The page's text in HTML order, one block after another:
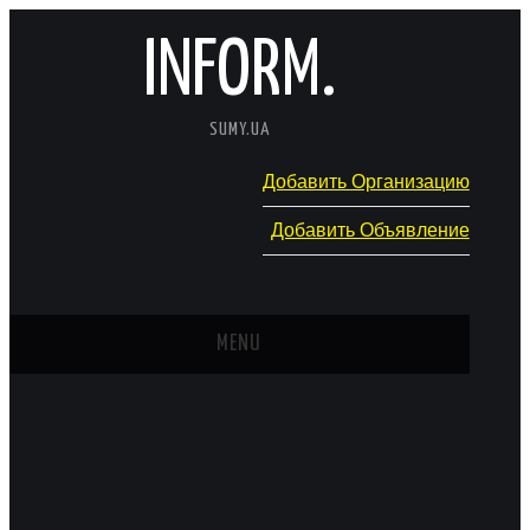
INFORM.
SUMY.UA
Добавить Организацию
Добавить Объявление
MENU